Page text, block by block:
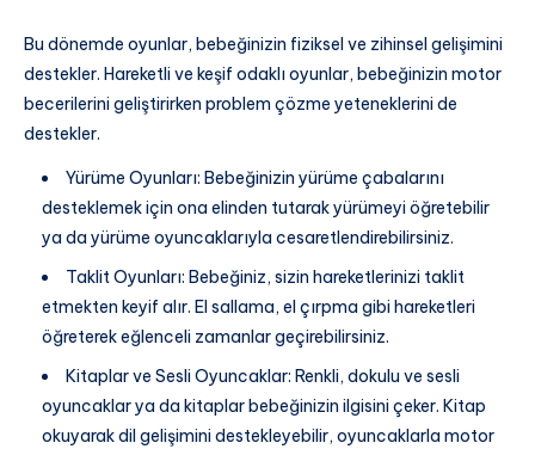
Bu dönemde oyunlar, bebeğinizin fiziksel ve zihinsel gelişimini
destekler. Hareketli ve keşif odaklı oyunlar, bebeğinizin motor
becerilerini geliştirirken problem çözme yeteneklerini de
destekler.
Yürüme Oyunları: Bebeğinizin yürüme çabalarını
desteklemek için ona elinden tutarak yürümeyi öğretebilir
ya da yürüme oyuncaklarıyla cesaretlendirebilirsiniz.
Taklit Oyunları: Bebeğiniz, sizin hareketlerinizi taklit
etmekten keyif alır. El sallama, el çırpma gibi hareketleri
öğreterek eğlenceli zamanlar geçirebilirsiniz.
Kitaplar ve Sesli Oyuncaklar: Renkli, dokulu ve sesli
oyuncaklar ya da kitaplar bebeğinizin ilgisini çeker. Kitap
okuyarak dil gelişimini destekleyebilir, oyuncaklarla motor